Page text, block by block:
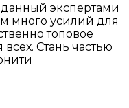
экспертами
много усилий для
топовое
Стань частью